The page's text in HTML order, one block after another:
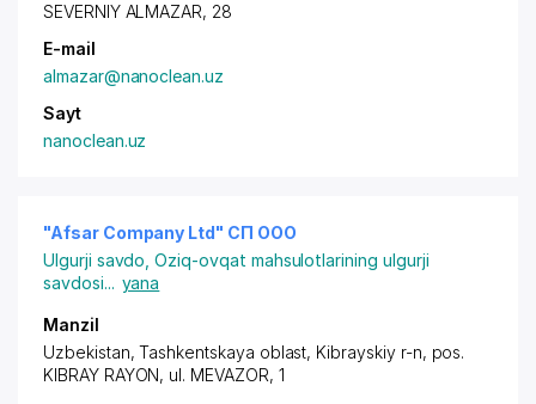
SEVERNIY ALMAZAR, 28
E-mail
almazar@nanoclean.uz
Sayt
nanoclean.uz
"Afsar Company Ltd" СП ООО
Ulgurji savdo ,Oziq-ovqat mahsulotlarining ulgurji
savdosi... yana
Manzil
Uzbekistan, Tashkentskaya oblast, Kibrayskiy r-n, pos.
KIBRAY RAYON, ul. MEVAZOR, 1